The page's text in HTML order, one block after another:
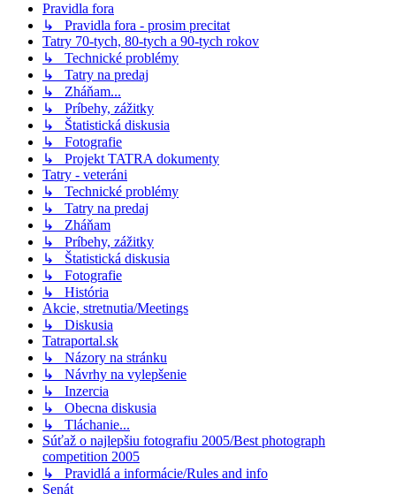
Pravidla fora
↳ Pravidla fora - prosim precitat
Tatry 70-tych, 80-tych a 90-tych rokov
↳ Technické problémy
↳ Tatry na predaj
↳ Zháňam...
↳ Príbehy, zážitky
↳ Štatistická diskusia
↳ Fotografie
↳ Projekt TATRA dokumenty
Tatry - veteráni
↳ Technické problémy
↳ Tatry na predaj
↳ Zháňam
↳ Príbehy, zážitky
↳ Štatistická diskusia
↳ Fotografie
↳ História
Akcie, stretnutia/Meetings
↳ Diskusia
Tatraportal.sk
↳ Názory na stránku
↳ Návrhy na vylepšenie
↳ Inzercia
↳ Obecna diskusia
↳ Tláchanie...
Súťaž o najlepšiu fotografiu 2005/Best photograph
competition 2005
↳ Pravidlá a informácie/Rules and info
Senát